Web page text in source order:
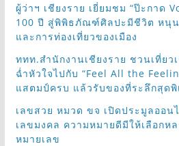
ผู้ว่าฯ เชียงราย เยี่ยมชม “ป๊ะกาด
100 ปี สู่พิพิธภัณฑ์ศิลปะมีชีวิต หนุน
และการท่องเที่ยวของเมือง
ททท.สำนักงานเชียงราย ชวนเที่ยว
ฉ่ำหัวใจไปกับ “Feel All the
แสตมป์ครบ แล้วรับของที่ระลึกสุด
เลขสวย หมวด ขจ เปิดประมูลออน
เลขมงคล ความหมายดีมีให้เลือกห
หมายเลข